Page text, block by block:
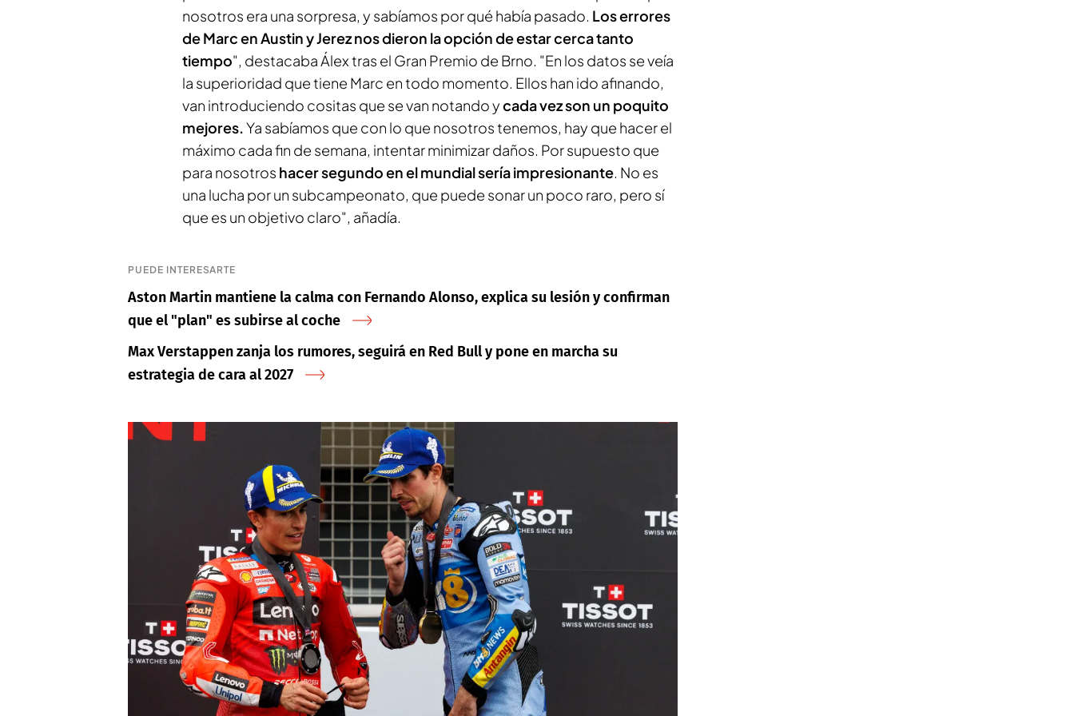
nosotros era una sorpresa, y sabíamos por qué había pasado. Los errores
de Marc en Austin y Jerez nos dieron la opción de estar cerca tanto
tiempo", destacaba Álex tras el Gran Premio de Brno. "En los datos se veía
la superioridad que tiene Marc en todo momento. Ellos han ido afinando,
van introduciendo cositas que se van notando ycada vez son un poquito
mejores.Ya sabíamos que con lo que nosotros tenemos, hay que hacer el
máximo cada fin de semana, intentar minimizar daños. Por supuesto que
para nosotros hacer segundo en el mundial sería impresionante. No es
una lucha por un subcampeonato, que puede sonar un poco raro, pero sí
que es un objetivo claro", añadía.
PUEDE INTERESARTE
Aston Martin mantiene la calma con Fernando Alonso, explica su lesión y confirman
que el "plan" es subirse al coche
Max Verstappen zanja los rumores, seguirá en Red Bull y pone en marcha su
estrategia de cara al 2027